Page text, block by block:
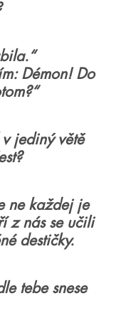
Démon! Do
jediný větě
ne každej je
z nás se učili
destičky.
tebe snese